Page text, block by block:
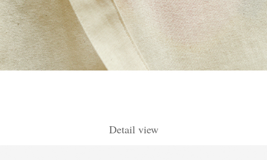
Detail view